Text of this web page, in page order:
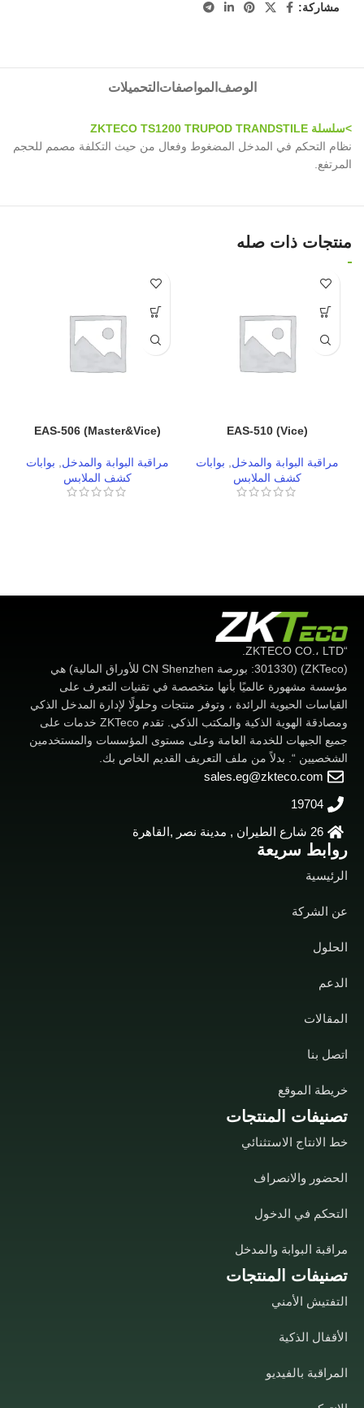
مشاركة:
الوصف المواصفات التحميلات
>سلسلة ZKTECO TS1200 TRUPOD TRANDSTILE
نظام التحكم في المدخل المضغوط وفعال من حيث التكلفة مصمم للحجم
المرتفع.
منتجات ذات صله
EAS-510 (Vice)
مراقبة البوابة والمدخل
بوابات
كشف الملابس
EAS-506 (Master&Vice)
مراقبة البوابة والمدخل
بوابات
كشف الملابس
تصنيفات المنتجات
التفتيش الأمني
الأقفال الذكية
المراقبة بالفيديو
تصنيفات المنتجات
خط الانتاج الاستثنائي
الحضور والانصراف
التحكم في الدخول
مراقبة البوابة والمدخل
روابط سريعة
الرئيسية
عن الشركة
الحلول
الدعم
المقالات
اتصل بنا
خريطة الموقع
“ZKTECO CO.، LTD.
(ZKTeco) (301330: بورصة CN Shenzhen للأوراق المالية) هي
مؤسسة مشهورة عالميًا بأنها متخصصة في تقنيات التعرف على
القياسات الحيوية الرائدة ، وتوفر منتجات وحلولًا لإدارة المدخل الذكي
ومصادقة الهوية الذكية والمكتب الذكي. تقدم ZKTeco خدمات على
جميع الجبهات للخدمة العامة وعلى مستوى المؤسسات والمستخدمين
الشخصيين “. بدلاً من ملف التعريف القديم الخاص بك.
sales.eg@zkteco.com
19704
26 شارع الطيران , مدينة نصر ,القاهرة